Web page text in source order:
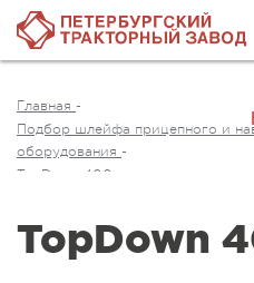
Главная -
Подбор шлейфа прицепного и
оборудования -
TopDown 400
TopDown